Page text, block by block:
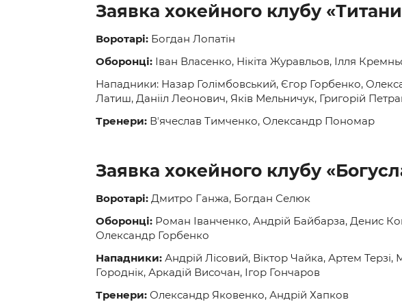
Заявка хокейного клубу
Воротарі: Богдан Лопатін
Оборонці: Іван Власенко, Нікіта Журавльов, Ілля
Нападники: Назар Голімбовський, Єгор Горбенко,
Латиш, Данііл Леонович, Яків Мельничук, Григорій
Тренери: Вʼячеслав Тимченко, Олександр Пономар
Заявка хокейного клубу
Воротарі: Дмитро Ганжа, Богдан Селюк
Оборонці: Роман Іванченко, Андрій Байбарза, Денис
Олександр Горбенко
Нападники: Андрій Лісовий, Віктор Чайка, Артем
Городнік, Аркадій Височан, Ігор Гончаров
Тренери: Олександр Яковенко, Андрій Хапков